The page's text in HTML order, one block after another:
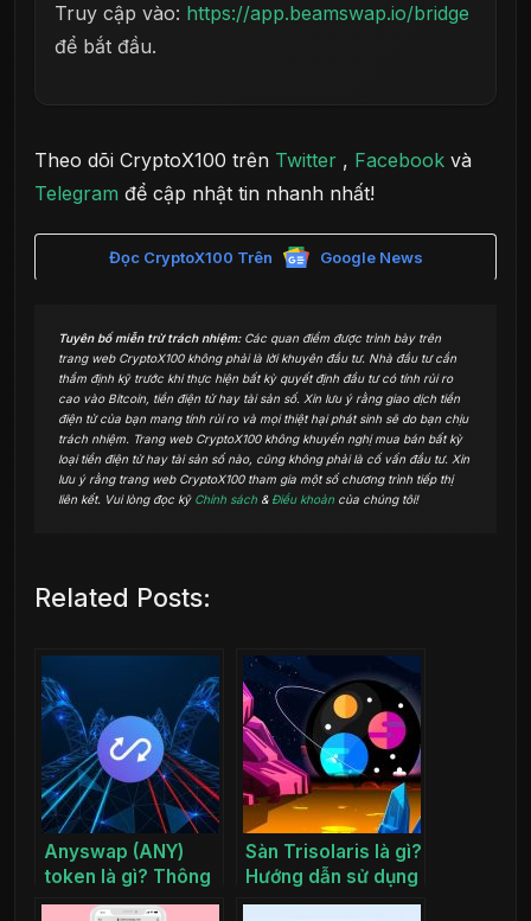
Truy cập vào: https://app.beamswap.io/bridge
để bắt đầu.
Theo dõi CryptoX100 trên Twitter , Facebook và
Telegram để cập nhật tin nhanh nhất!
Đọc CryptoX100 Trên Google News
Tuyên bố miễn trừ trách nhiệm:Các quan điểm được trình bày trên
trang web CryptoX100 không phải là lời khuyên đầu tư. Nhà đầu tư cần
thẩm định kỹ trước khi thực hiện bất kỳ quyết định đầu tư có tính rủi ro
cao vào Bitcoin, tiền điện tử hay tài sản số. Xin lưu ý rằng giao dịch tiền
điện tử của bạn mang tính rủi ro và mọi thiệt hại phát sinh sẽ do bạn chịu
trách nhiệm. Trang web CryptoX100 không khuyến nghị mua bán bất kỳ
loại tiền điện tử hay tài sản số nào, cũng không phải là cố vấn đầu tư. Xin
lưu ý rằng trang web CryptoX100 tham gia một số chương trình tiếp thị
liên kết. Vui lòng đọc kỹ Chính sách & Điều khoản của chúng tôi!
Related Posts:
Anyswap (ANY)
token là gì? Thông
tin dự án ANY coin
Sàn Trisolaris là gì?
Hướng dẫn sử dụng
sàn Trisolaris